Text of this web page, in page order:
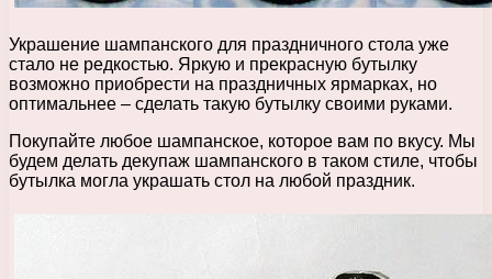
Украшение шампанского для праздничного стола уже
стало не редкостью. Яркую и прекрасную бутылку
возможно приобрести на праздничных ярмарках, но
оптимальнее – сделать такую бутылку своими руками.
Покупайте любое шампанское, которое вам по вкусу. Мы
будем делать декупаж шампанского в таком стиле, чтобы
бутылка могла украшать стол на любой праздник.